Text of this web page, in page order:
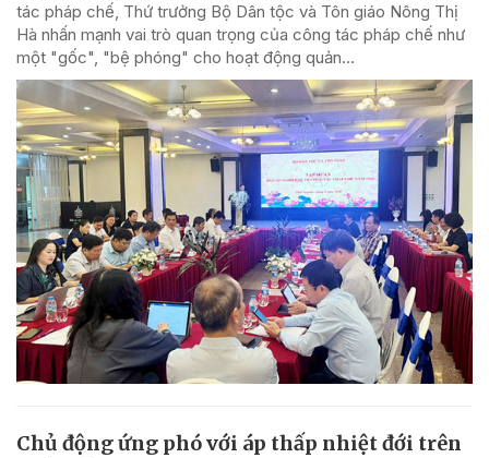
tác pháp chế, Thứ trưởng Bộ Dân tộc và Tôn giáo Nông Thị
Hà nhấn mạnh vai trò quan trọng của công tác pháp chế như
một "gốc", "bệ phóng" cho hoạt động quản...
Chủ động ứng phó với áp thấp nhiệt đới trên